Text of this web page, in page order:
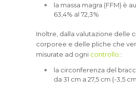
la massa magra (FFM) è
63,4% al 72,3%
Inoltre, dalla valutazione delle
corporee e delle pliche che
misurate ad ogni controllo::
la circonferenza del
da 31 cm a 27,5 cm (-3,5